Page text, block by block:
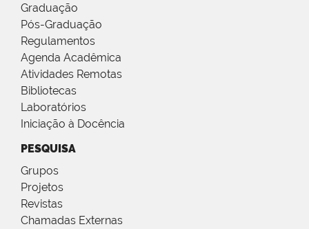
Graduação
Pós-Graduação
Regulamentos
Agenda Acadêmica
Atividades Remotas
Bibliotecas
Laboratórios
Iniciação à Docência
PESQUISA
Grupos
Projetos
Revistas
Chamadas Externas